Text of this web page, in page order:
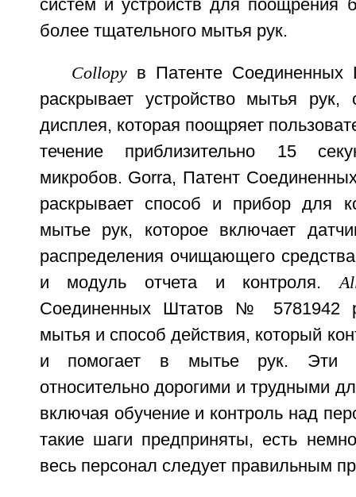
систем и устройств для поощрения
более тщательного мытья рук.
Collopyв Патенте
раскрывает устройство мытья рук,
дисплея, которая поощряет
течение приблизительно 15
микробов. Gorra, Патент
раскрывает способ и прибор для
мытье рук, которое включает
распределения очищающего
и модуль отчета и контроля.
Соединенных Штатов № 5781942
мытья и способ действия, который
и помогает в мытье рук. Эти
относительно дорогими и трудными
включая обучение и контроль над
такие шаги предприняты, есть
весь персонал следует правильным